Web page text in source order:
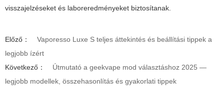
visszajelzéseket és laboreredményeket biztosítanak.
Előző：
Vaporesso Luxe S teljes áttekintés és beállítási tippek a
legjobb ízért
Következő：
Útmutató a geekvape mod választáshoz 2025 —
legjobb modellek, összehasonlítás és gyakorlati tippek